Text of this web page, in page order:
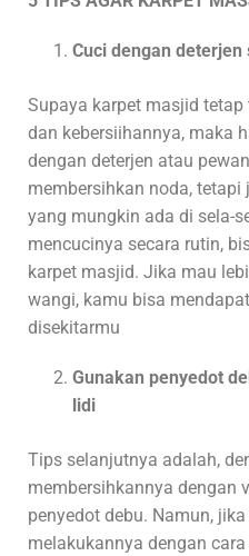
Cuci dengan
Supaya karpet masjid
dan kebersiihannya, maka
dengan deterjen atau
membersihkan noda,
yang mungkin ada di sela-
mencucinya secara rutin,
karpet masjid. Jika mau
wangi, kamu bisa
disekitarmu
Gunakan penyedot
lidi
Tips selanjutnya adalah,
membersihkannya dengan
penyedot debu. Namun,
melakukannya dengan